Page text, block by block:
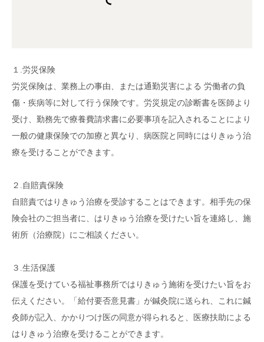
１.労災保険
労災保険は、業務上の事由、または通勤災害による 労働者の負
傷・疾病等に対して行う保険です。労災規定の診断書を医師より
受け、勤務先で療養費請求書に必要事項を記入されることにより
一般の健康保険での加療と異なり、病医院と同時にはりきゅう治
療を受けることができます。
２.自賠責保険
自賠責ではりきゅう治療を受診することはできます。相手先の保
険会社のご担当者に、はりきゅう治療を受けたい旨を連絡し、施
術所（治療院）にご相談ください。
３.生活保護
保護を受けている福祉事務所ではりきゅう施術を受けたい旨をお
伝えください。「給付要否意見書」が鍼灸院に送られ、これに鍼
灸師が記入、かかりつけ医の同意が得られると、医療扶助による
はりきゅう治療を受けることができます。